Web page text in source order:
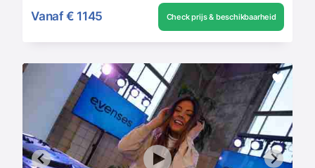
Vanaf € 1145 Check prijs & beschikbaarheid